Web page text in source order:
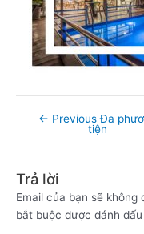
← Previous Đa
tiện
Trả lời
Email của bạn sẽ
bắt buộc được đánh dấu